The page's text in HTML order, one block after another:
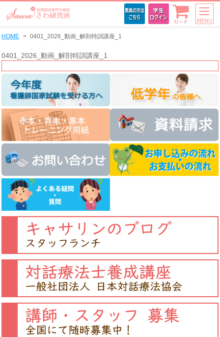
カート MENU
HOME 0401_2026_動画_解剖特訓講座_1
0401_2026_動画_解剖特訓講座_1